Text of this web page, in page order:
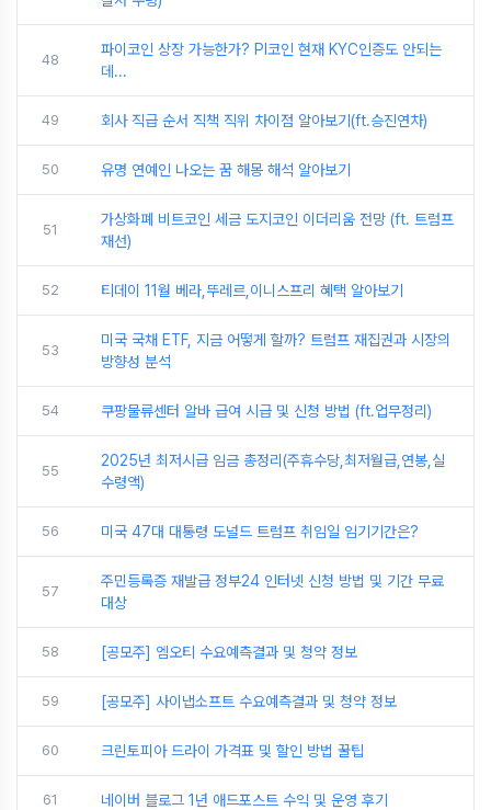
48
파이코인 상장 가능한가? PI코인 현재 KYC인증도 안되는
데...
49 회사 직급 순서 직책 직위 차이점 알아보기(ft.승진연차)
50 유명 연예인 나오는 꿈 해몽 해석 알아보기
51
가상화폐 비트코인 세금 도지코인 이더리움 전망 (ft. 트럼프
재선)
52 티데이 11월 베라,뚜레르,이니스프리 혜택 알아보기
53
미국 국채 ETF, 지금 어떻게 할까? 트럼프 재집권과 시장의
방향성 분석
54 쿠팡물류센터 알바 급여 시급 및 신청 방법 (ft.업무정리)
55
2025년 최저시급 임금 총정리(주휴수당,최저월급,연봉,실
수령액)
56 미국 47대 대통령 도널드 트럼프 취임일 임기기간은?
57
주민등록증 재발급 정부24 인터넷 신청 방법 및 기간 무료
대상
58 [공모주] 엠오티 수요예측결과 및 청약 정보
59 [공모주] 사이냅소프트 수요예측결과 및 청약 정보
60 크린토피아 드라이 가격표 및 할인 방법 꿀팁
61 네이버 블로그 1년 애드포스트 수익 및 운영 후기